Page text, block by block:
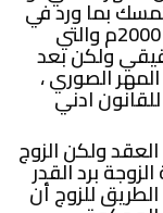
بما ورد في
المذكرة الإيضاحية للقانون رقم 1 لسنة 2000م والتي
ولكن بعد
الصوري ،
ادني
ولكن الزوج
برد القدر
للزوج أن